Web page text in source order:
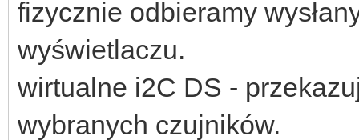
fizycznie odbieramy
wyświetlaczu.
wirtualne i2C DS -
wybranych czujników.